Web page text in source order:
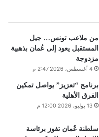
من ملاعب تونس… جيل
المستقبل يعود إلى عُمان بذهبية
مزدوجة
4 أغسطس، 2026 2:47 م
برنامج “تعزيز” يواصل تمكين
الفرق الأهلية
13 يوليو، 2026 12:00 م
سلطنة عُمان تفوز برئاسة